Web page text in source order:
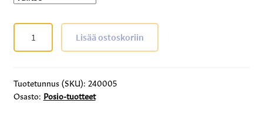
T-
paita
Lisää ostoskoriin
Tuotetunnus (SKU): 240005
Osasto: Posio-tuotteet